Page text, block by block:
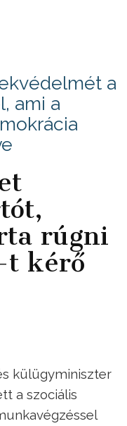
a
ami a
rúgni
t kérő
külügyminiszter
a szociális